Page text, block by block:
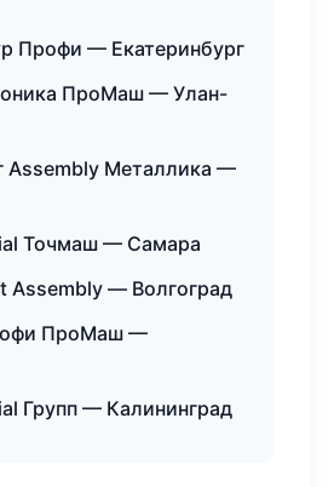
Профи — Екатеринбург
ПроМаш — Улан-
Assembly Металлика —
Точмаш — Самара
Assembly — Волгоград
ПроМаш —
Групп — Калининград